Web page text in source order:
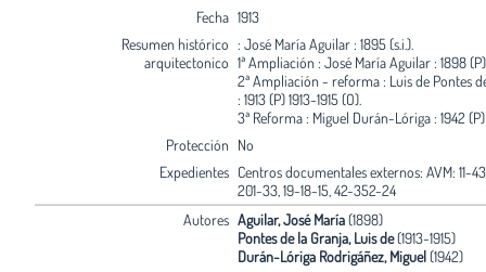
Fecha 1913
Resumen histórico
arquitectonico
: José María Aguilar : 1895 (s.i.).
1ª Ampliación : José María Aguilar : 1898
2ª Ampliación - reforma : Luis de Pontes
: 1913 (P) 1913-1915 (O).
3ª Reforma : Miguel Durán-Lóriga : 1942 (P)
Protección No
Expedientes Centros documentales externos: AVM: 11-
201-33, 19-18-15, 42-352-24
Autores Aguilar, José María(1898)
Pontes de la Granja, Luis de(1913-1915)
Durán-Lóriga Rodrigáñez, Miguel(1942)